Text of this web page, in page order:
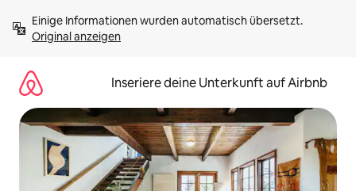
Inhalten
springenOriginal anzeigen
Inseriere deine Unterkunft auf Airbnb